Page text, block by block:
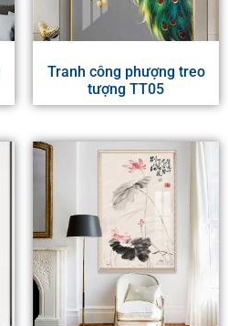
Tranh công phượng treo
tượng TT05